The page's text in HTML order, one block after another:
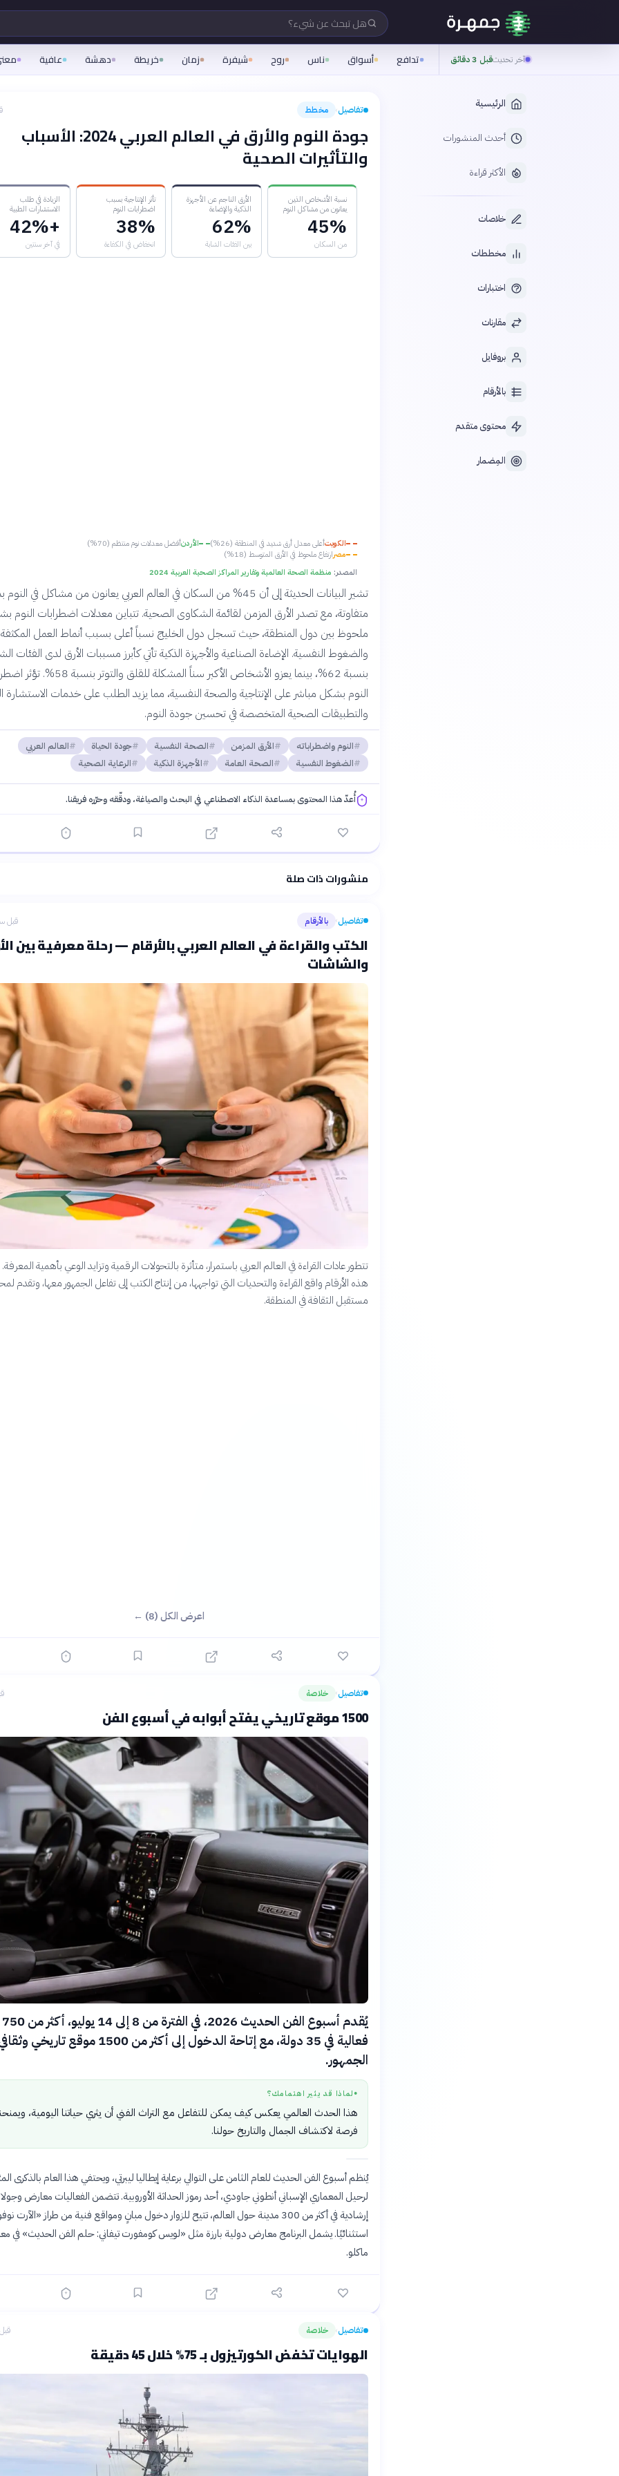
هل تبحث عن شيء؟
آخر تحديثقبل 3 دقائق تدافع أسواق ناس روح شيفرة زمان خريطة دهشة عافية
الرئيسية
أحدث المنشورات
الأكثر قراءة
خلاصات
مخططات
اختبارات
مقارنات
بروفايل
بالأرقام
محتوى متقدم
المِضمار
تفاصيل› مخطط
جودة النوم والأرق في العالم العربي 2024: الأسباب
والتأثيرات الصحية
نسبة الأشخاص الذين
يعانون من مشاكل النوم
45%
من السكان
الأرق الناجم عن الأجهزة
الذكية والإضاءة
62%
بين الفئات الشابة
تأثر الإنتاجية بسبب
اضطرابات النوم
38%
انخفاض في الكفاءة
الزيادة في طلب
الاستشارات الطبية
+42%
في آخر سنتين
الكويتأعلى معدل أرق شديد في المنطقة (26%) الأردنأفضل معدلات نوم منتظم (70%)
مصرارتفاع ملحوظ في الأرق المتوسط (18%)
المصدر: منظمة الصحة العالمية وتقارير المراكز الصحية العربية 2024
تشير البيانات الحديثة إلى أن 45% من السكان في العالم العربي يعانون من مشاكل في
متفاوتة، مع تصدر الأرق المزمن لقائمة الشكاوى الصحية. تتباين معدلات اضطرابات النوم
ملحوظ بين دول المنطقة، حيث تسجل دول الخليج نسباً أعلى بسبب أنماط العمل المكثفة
والضغوط النفسية. الإضاءة الصناعية والأجهزة الذكية تأتي كأبرز مسببات الأرق لدى الفئات
بنسبة 62%، بينما يعزو الأشخاص الأكبر سناً المشكلة للقلق
النوم بشكل مباشر على الإنتاجية والصحة النفسية، مما يزيد الطلب على خدمات الاستشارة
والتطبيقات الصحية المتخصصة في تحسين جودة النوم.
النوم واضطراباته الأرق المزمن الصحة النفسية جودة الحياة
العالم العربي
الضغوط النفسية
الصحة العامة الأجهزة الذكية الرعاية الصحية
أُعدّ هذا المحتوى بمساعدة الذكاء الاصطناعي في البحث والصياغة، ودقّقه وحرّره فريقنا.
منشورات ذات صلة
تفاصيل› بالأرقام قبل
الكتب والقراءة في العالم العربي بالأرقام — رحلة معرفية بين
والشاشات
تتطور عادات القراءة في العالم العربي باستمرار، متأثرة بالتحولات الرقمية وتزايد الوعي بأهمية
هذه الأرقام واقع القراءة والتحديات التي تواجهها، من إنتاج الكتب إلى تفاعل الجمهور معها، وتقدم
مستقبل الثقافة في المنطقة.
اعرض الكل (8) ←
تفاصيل› خلاصة
1500 موقع تاريخي يفتح أبوابه في أسبوع الفن
يُقدم أسبوع الفن الحديث 2026، في الفترة من 8 إلى 14 يوليو، أكثر من 750
فعالية في 35 دولة، مع إتاحة الدخول إلى أكثر من 1500 موقع
الجمهور.
● لماذا قد يثير اهتمامك؟
هذا الحدث العالمي يعكس كيف يمكن للتفاعل مع التراث الفني أن يثري حياتنا اليومية،
فرصة لاكتشاف الجمال والتاريخ حولنا.
يُنظم أسبوع الفن الحديث للعام الثامن على التوالي برعاية إيطاليا ليبرتي، ويحتفي هذا العام بالذكرى
لرحيل المعماري الإسباني أنطوني جاودي، أحد رموز الحداثة الأوروبية. تتضمن الفعاليات معارض
إرشادية في أكثر من 300 مدينة حول العالم، تتيح للزوار دخول مبانٍ ومواقع فنية من طراز «الآرت
استثنائيًا. يشمل البرنامج معارض دولية بارزة مثل «لويس كومفورت تيفاني: حلم الفن الحديث» في
ماكلو.
تفاصيل› خلاصة قبل 9
الهوايات تخفض الكورتيزول بـ 75% خلال 45 دقيقة